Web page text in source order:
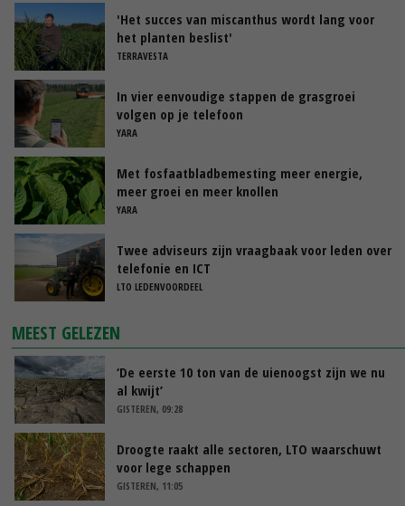
'Het succes van miscanthus wordt lang voor
het planten beslist'
TERRAVESTA
In vier eenvoudige stappen de grasgroei
volgen op je telefoon
YARA
Met fosfaatbladbemesting meer energie,
meer groei en meer knollen
YARA
Twee adviseurs zijn vraagbaak voor leden over
telefonie en ICT
LTO LEDENVOORDEEL
MEEST GELEZEN
‘De eerste 10 ton van de uienoogst zijn we nu
al kwijt’
GISTEREN, 09:28
Droogte raakt alle sectoren, LTO waarschuwt
voor lege schappen
GISTEREN, 11:05